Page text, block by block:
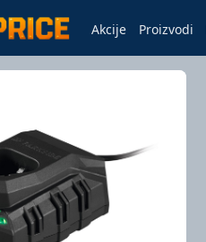
Akcije Proizvodi